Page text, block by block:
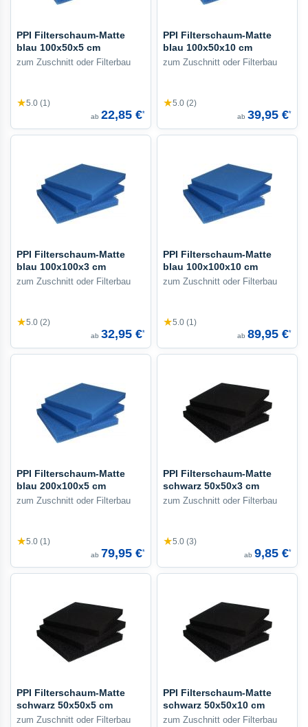
PPI Filterschaum-Matte
blau 100x50x5 cm
zum Zuschnitt oder Filterbau
★5.0 (1)
ab 22,85 €*
PPI Filterschaum-Matte
blau 100x50x10 cm
zum Zuschnitt oder Filterbau
★5.0 (2)
ab 39,95 €*
PPI Filterschaum-Matte
blau 100x100x3 cm
zum Zuschnitt oder Filterbau
★5.0 (2)
ab 32,95 €*
PPI Filterschaum-Matte
blau 100x100x10 cm
zum Zuschnitt oder Filterbau
★5.0 (1)
ab 89,95 €*
PPI Filterschaum-Matte
blau 200x100x5 cm
zum Zuschnitt oder Filterbau
★5.0 (1)
ab 79,95 €*
PPI Filterschaum-Matte
schwarz 50x50x3 cm
zum Zuschnitt oder Filterbau
★5.0 (3)
ab 9,85 €*
PPI Filterschaum-Matte
schwarz 50x50x5 cm
zum Zuschnitt oder Filterbau
PPI Filterschaum-Matte
schwarz 50x50x10 cm
zum Zuschnitt oder Filterbau